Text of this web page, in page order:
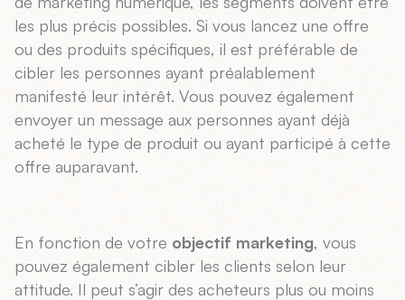
les plus précis possibles. Si vous lancez une offre
ou des produits spécifiques, il est préférable de
cibler les personnes ayant préalablement
manifesté leur intérêt. Vous pouvez également
envoyer un message aux personnes ayant déjà
acheté le type de produit ou ayant participé à cette
offre auparavant.
En fonction de votre objectif marketing, vous
pouvez également cibler les clients selon leur
attitude. Il peut s’agir des acheteurs plus ou moins